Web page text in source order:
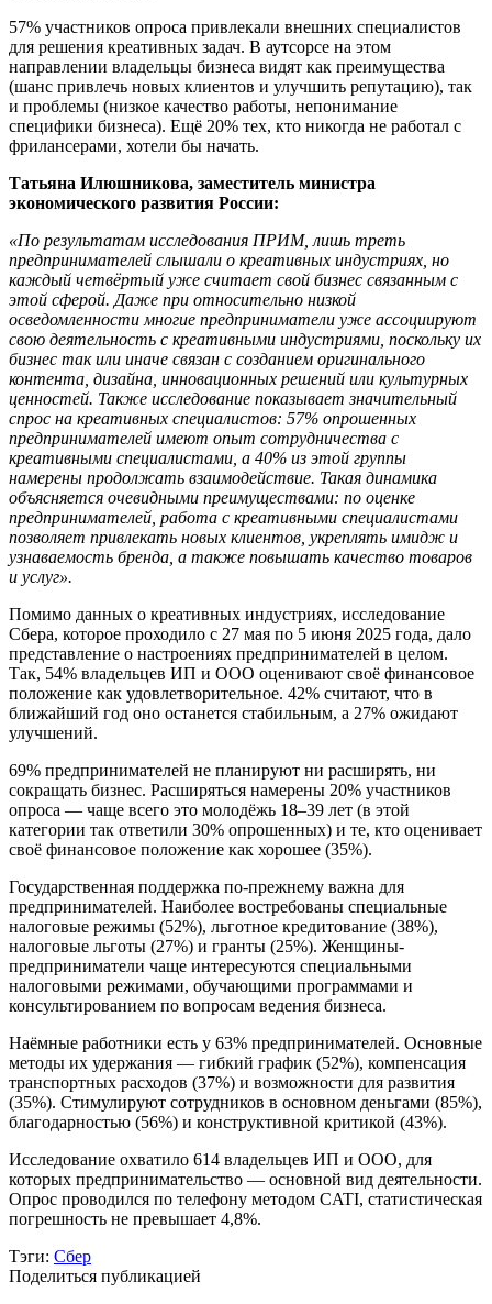
57% участников опроса привлекали внешних специалистов
для решения креативных задач. В аутсорсе на этом
направлении владельцы бизнеса видят как преимущества
(шанс привлечь новых клиентов и улучшить репутацию), так
и проблемы (низкое качество работы, непонимание
специфики бизнеса). Ещё 20% тех, кто никогда не работал с
фрилансерами, хотели бы начать.
Татьяна Илюшникова, заместитель министра
экономического развития России:
«По результатам исследования ПРИМ, лишь треть
предпринимателей слышали о креативных индустриях, но
каждый четвёртый уже считает свой бизнес связанным с
этой сферой. Даже при относительно низкой
осведомленности многие предприниматели уже ассоциируют
свою деятельность с креативными индустриями, поскольку их
бизнес так или иначе связан с созданием оригинального
контента, дизайна, инновационных решений или культурных
ценностей. Также исследование показывает значительный
спрос на креативных специалистов: 57% опрошенных
предпринимателей имеют опыт сотрудничества с
креативными специалистами, а 40% из этой группы
намерены продолжать взаимодействие. Такая динамика
объясняется очевидными преимуществами: по оценке
предпринимателей, работа с креативными специалистами
позволяет привлекать новых клиентов, укреплять имидж и
узнаваемость бренда, а также повышать качество товаров
и услуг».
Помимо данных о креативных индустриях, исследование
Сбера, которое проходило с 27 мая по 5 июня 2025 года, дало
представление о настроениях предпринимателей в целом.
Так, 54% владельцев ИП и ООО оценивают своё финансовое
положение как удовлетворительное. 42% считают, что в
ближайший год оно останется стабильным, а 27% ожидают
улучшений.
69% предпринимателей не планируют ни расширять, ни
сокращать бизнес. Расширяться намерены 20% участников
опроса — чаще всего это молодёжь 18–39 лет (в этой
категории так ответили 30% опрошенных) и те, кто оценивает
своё финансовое положение как хорошее (35%).
Государственная поддержка по-прежнему важна для
предпринимателей. Наиболее востребованы специальные
налоговые режимы (52%), льготное кредитование (38%),
налоговые льготы (27%) и гранты (25%). Женщины-
предприниматели чаще интересуются специальными
налоговыми режимами, обучающими программами и
консультированием по вопросам ведения бизнеса.
Наёмные работники есть у 63% предпринимателей. Основные
методы их удержания — гибкий график (52%), компенсация
транспортных расходов (37%) и возможности для развития
(35%). Стимулируют сотрудников в основном деньгами (85%),
благодарностью (56%) и конструктивной критикой (43%).
Исследование охватило 614 владельцев ИП и ООО, для
которых предпринимательство — основной вид деятельности.
Опрос проводился по телефону методом CATI, статистическая
погрешность не превышает 4,8%.
Тэги: Сбер
Поделиться публикацией